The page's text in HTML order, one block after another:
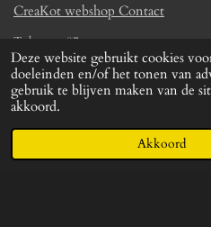
Deze website gebruikt cookies
doeleinden en/of het tonen van
gebruik te blijven maken van de
akkoord.
Akkoord
2
2
6
s
t
r
r
CreaKot webshop Contact
Tulpstraat 87
4711 HG St. Willebrord
+316 16 10 38 10 /
BTW-nr : NL003662503B86
KVK-nr : 82265593